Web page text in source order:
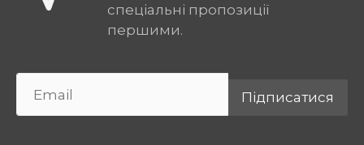
спеціальні пропозиції
першими.
Підписатися